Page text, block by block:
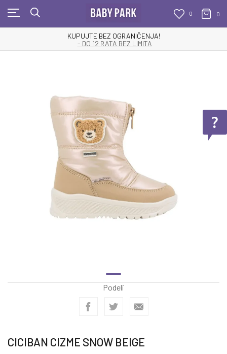
0 0
KUPUJTE BEZ OGRANIČENJA!
- DO 12 RATA BEZ LIMITA
Podeli
CICIBAN CIZME SNOW BEIGE